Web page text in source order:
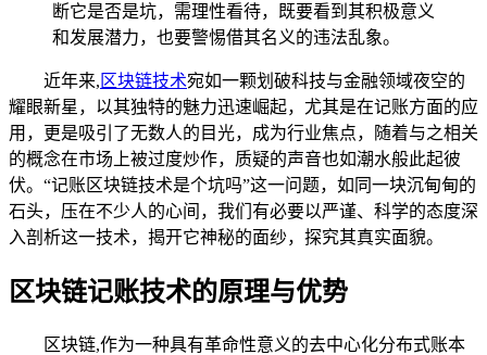
断它是否是坑，需理性看待，既要看到其积极意义
和发展潜力，也要警惕借其名义的违法乱象。
近年来, 区块链技术宛如一颗划破科技与金融领域夜空的
耀眼新星，以其独特的魅力迅速崛起，尤其是在记账方面的应
用，更是吸引了无数人的目光，成为行业焦点，随着与之相关
的概念在市场上被过度炒作，质疑的声音也如潮水般此起彼
伏。“记账区块链技术是个坑吗”这一问题，如同一块沉甸甸的
石头，压在不少人的心间，我们有必要以严谨、科学的态度深
入剖析这一技术，揭开它神秘的面纱，探究其真实面貌。
区块链记账技术的原理与优势
区块链,作为一种具有革命性意义的去中心化分布式账本